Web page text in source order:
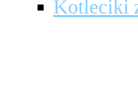
Kotleciki